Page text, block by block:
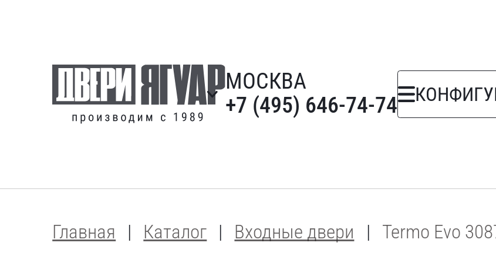
МОСКВА
+7 (495) 646-74-74
Главная Каталог Входные двери Termo Evo